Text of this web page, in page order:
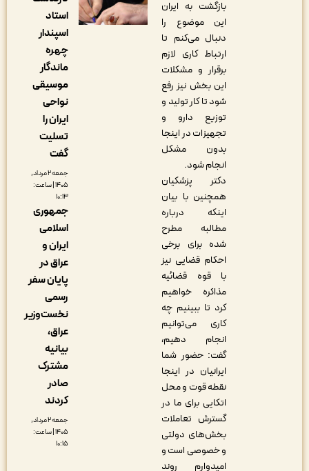
بازگشت به ایران
این موضوع را
دنبال می‌کنم تا
ارتباط کاری لازم
برقرار و مشکلات
این بخش نیز رفع
شود تا کار تولید و
توزیع دارو و
تجهیزات در اینجا
بدون مشکل
انجام شود.
دکتر پزشکیان
همچنین با بیان
اینکه درباره
مطالبه مطرح
شده برای برخی
احکام قضایی نیز
با قوه قضائیه
مذاکره خواهیم
کرد تا ببینیم چه
کاری می‌توانیم
انجام دهیم،
گفت: حضور شما
ایرانیان در اینجا
نقطه قوت و محل
اتکایی برای ما در
گسترش تعاملات
بخش‌های دولتی
و خصوصی است و
امیدوارم روند
استاد
موسیقی
جمعه ۲ مرداد,
۱۴۰۵ | ساعت:
جمهوری
پایان سفر
نخست‌وزیر
جمعه ۲ مرداد,
۱۴۰۵ | ساعت: